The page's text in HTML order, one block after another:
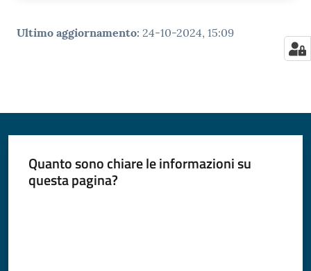
Ultimo aggiornamento: 24-10-2024, 15:09
Quanto sono chiare le informazioni su
questa pagina?